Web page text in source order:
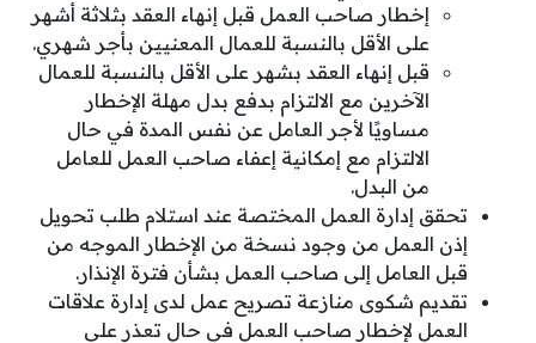
إخطار صاحب العمل قبل إنهاء العقد بثلاثة أشهر
على الأقل بالنسبة للعمال المعنيين بأجر شهري.
قبل إنهاء العقد بشهر على الأقل بالنسبة للعمال
الآخرين مع الالتزام بدفع بدل مهلة الإخطار
مساويًا لأجر العامل عن نفس المدة في حال
الالتزام مع إمكانية إعفاء صاحب العمل للعامل
من البدل.
تحقق إدارة العمل المختصة عند استلام طلب تحويل
إذن العمل من وجود نسخة من الإخطار الموجه من
قبل العامل إلى صاحب العمل بشأن فترة الإنذار.
تقديم شكوى منازعة تصريح عمل لدى إدارة علاقات
العمل لإخطار صاحب العمل في حال تعذر على